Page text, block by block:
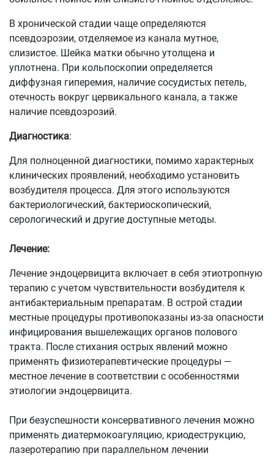
В хронической стадии чаще определяются
псевдоэрозии, отделяемое из канала мутное,
слизистое. Шейка матки обычно утолщена и
уплотнена. При кольпоскопии определяется
диффузная гиперемия, наличие сосудистых петель,
отечность вокруг цервикального канала, а также
наличие псевдоэрозий.
Диагностика:
Для полноценной диагностики, помимо характерных
клинических проявлений, необходимо установить
возбудителя процесса. Для этого используются
бактериологический, бактериоскопический,
серологический и другие доступные методы.
Лечение:
Лечение эндоцервицита включает в себя этиотропную
терапию с учетом чувствительности возбудителя к
антибактериальным препаратам. В острой стадии
местные процедуры противопоказаны из-за опасности
инфицирования вышележащих органов полового
тракта. После стихания острых явлений можно
применять физиотерапевтические процедуры —
местное лечение в соответствии с особенностями
этиологии эндоцервицита.
При безуспешности консервативного лечения можно
применять диатермокоагуляцию, криодеструкцию,
лазеротерапию при параллельном лечении